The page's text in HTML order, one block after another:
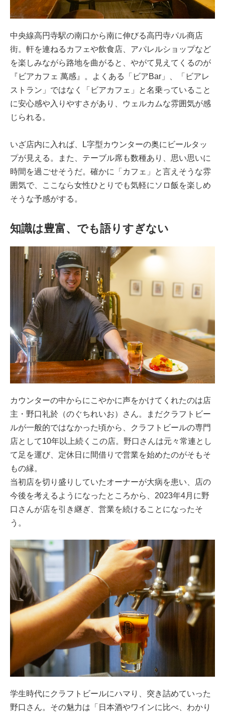
中央線高円寺駅の南口から南に伸びる高円寺パル商店
街。軒を連ねるカフェや飲食店、アパレルショップなど
を楽しみながら路地を曲がると、やがて見えてくるのが
『ビアカフェ 萬感』。よくある「ビアBar」、「ビアレ
ストラン」ではなく「ビアカフェ」と名乗っていること
に安心感や入りやすさがあり、ウェルカムな雰囲気が感
じられる。
いざ店内に入れば、L字型カウンターの奥にビールタッ
プが見える。また、テーブル席も数種あり、思い思いに
時間を過ごせそうだ。確かに「カフェ」と言えそうな雰
囲気で、ここなら女性ひとりでも気軽にソロ飯を楽しめ
そうな予感がする。
知識は豊富、でも語りすぎない
カウンターの中からにこやかに声をかけてくれたのは店
主・野口礼於（のぐちれいお）さん。まだクラフトビー
ルが一般的ではなかった頃から、クラフトビールの専門
店として10年以上続くこの店。野口さんは元々常連とし
て足を運び、定休日に間借りで営業を始めたのがそもそ
もの縁。
当初店を切り盛りしていたオーナーが大病を患い、店の
今後を考えるようになったところから、2023年4月に野
口さんが店を引き継ぎ、営業を続けることになったそ
う。
学生時代にクラフトビールにハマり、突き詰めていった
野口さん。その魅力は「日本酒やワインに比べ、わかり